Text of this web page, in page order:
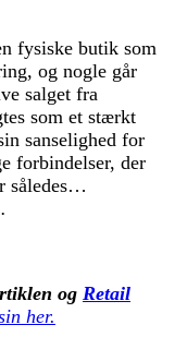
fysiske butik som
og nogle går
salget fra
som et stærkt
sanselighed for
forbindelser, der
således…
og Retail
her.